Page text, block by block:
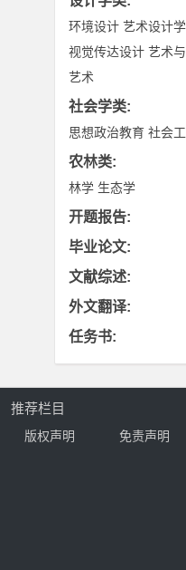
环境设计 艺术设计学
视觉传达设计 艺术
艺术
社会学类:
思想政治教育 社会
农林类:
林学 生态学
开题报告:
毕业论文:
文献综述:
外文翻译:
任务书:
推荐栏目
版权声明 免责声明